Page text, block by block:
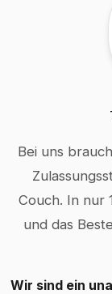
Bei uns
Couch. In nur
und das
Wir sind ein